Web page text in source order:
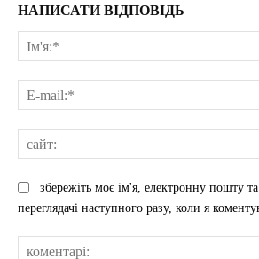
НАПИСАТИ ВІДПОВІДЬ
збережіть моє ім'я, електронну пошту
переглядачі наступного разу, коли я